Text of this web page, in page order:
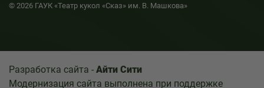
© 2026 ГАУК «Театр кукол «Сказ» им. В. Машкова»
Разработка сайта - Айти Сити
Модернизация сайта выполнена при поддержке